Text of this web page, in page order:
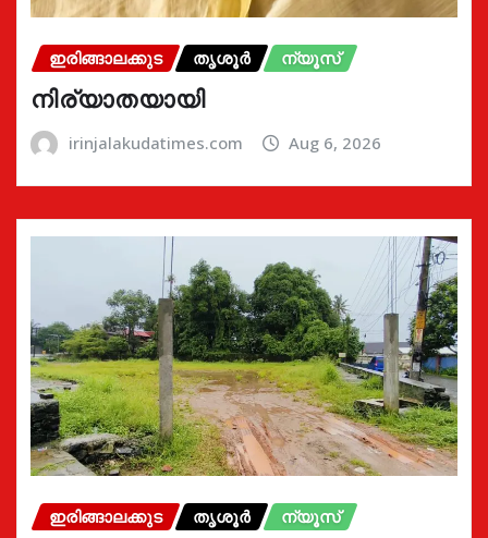
ഇരിങ്ങാലക്കുട തൃശൂർ ന്യൂസ്
നിര്യാതയായി
irinjalakudatimes.com Aug 6, 2026
ഇരിങ്ങാലക്കുട തൃശൂർ ന്യൂസ്